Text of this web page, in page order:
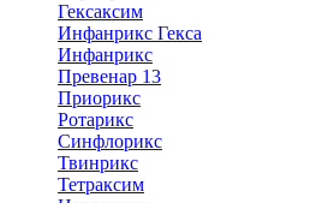
Гексаксим
Инфанрикс Гекса
Инфанрикс
Превенар 13
Приорикс
Ротарикс
Синфлорикс
Твинрикс
Тетраксим